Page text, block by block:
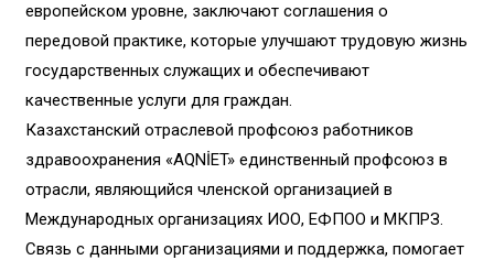
европейском уровне, заключают соглашения о
передовой практике, которые улучшают трудовую жизнь
государственных служащих и обеспечивают
качественные услуги для граждан.
Казахстанский отраслевой профсоюз работников
здравоохранения «AQNİET» единственный профсоюз в
отрасли, являющийся членской организацией в
Международных организациях ИОО, ЕФПОО и МКПРЗ.
Связь с данными организациями и поддержка, помогает